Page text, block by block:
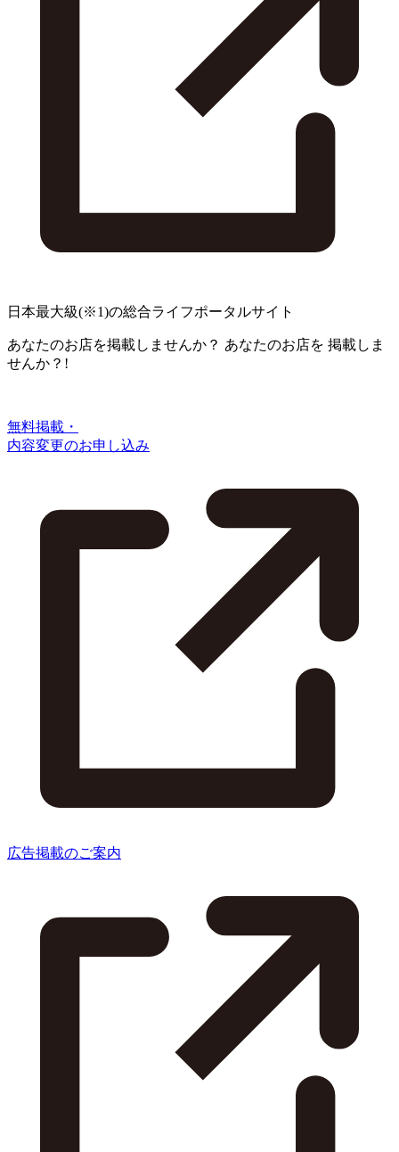
日本最大級(※1)の総合ライフポータルサイト
あなたのお店を掲載しませんか？ あなたのお店を 掲載しま
せんか？!
無料掲載・
内容変更のお申し込み
広告掲載のご案内